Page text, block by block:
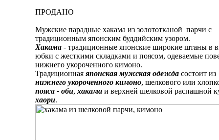
ПРОДАНО
Мужские парадные хакама из золототканой парчи с
традиционным японским буддийским узором.
Xaкама - традиционные японские широкие штаны в
юбки с жесткими складками и поясом, одеваемые
нижнего укороченного кимоно.
Традиционная японская мужская одежда состоит из
нижнего укороченного кимоно, шелкового или
пояса - оби, хакама и верхней шелковой распашной
хаори.